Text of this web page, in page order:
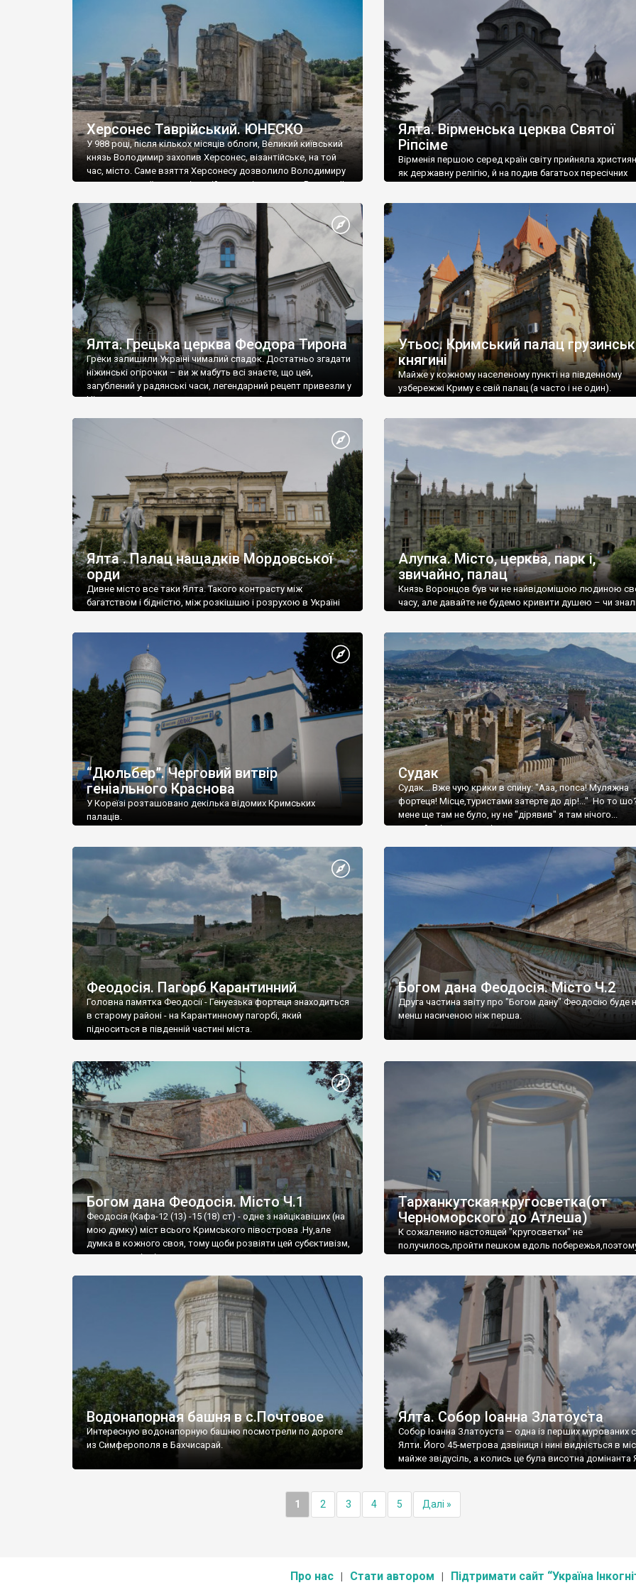
візантійської доби. Раритети викрадені з фондів об’єкту
культурної спадщини ЮНЕСКО «Херсонеса Таврійського».
Офіційно – на виставку «Золото Візантії», але експерти та
влада в Україні вважають це лише […]
називаються «повстяками» (postaki)…” “Вино. Крим
виробляє відмінне вино і його вдосталь: воно все
легке біле і дуже […]
Херсонес Таврійський. ЮНЕСКО
У 988 році, після кількох місяців облоги, Великий київський
князь Володимир захопив Херсонес, візантійське, на той
час, місто. Саме взяття Херсонесу дозволило Володимиру
диктувати свої умови візантійському імператору Василю ІІ,
Херсонесі Володимир-язичник, став Василем-
християнином. А потім було Хрещення Русі. На честь
Херсонесу Таврійського названо місто […]
Ялта. Вірменська церква Святої
Ріпсіме
Вірменія першою серед країн світу прийняла
як державну релігію, й на подив багатьох пересічних
Ялта. Грецька церква Феодора Тирона
Греки залишили Україні чималий спадок. Достатньо згадати
ніжинські огірочки – ви ж мабуть всі знаєте, що цей,
загублений у радянські часи, легендарний рецепт привезли у
Ніжин греки?
Утьос. Кримський палац
княгині
Майже у кожному населеному пункті на південному
узбережжі Криму є свій палац (а часто і не один).
Ялта . Палац нащадків Мордовської
орди
Дивне місто все таки Ялта. Такого контрасту між
багатством і бідністю, між розкішшю і розрухою в Україні
Алупка. Місто, церква, парк і,
звичайно, палац
Князь Воронцов був чи не найвідомішою людиною
часу, але давайте не будемо кривити душею – чи
“Дюльбер”. Черговий витвір
геніального Краснова
У Кореїзі розташовано декілька відомих Кримських
палаців.
Судак
Судак... Вже чую крики в спину: "Ааа, попса! Муляжна
фортеця! Місце,туристами затерте до дір!..." Но то
мене ще там не було, ну не "дірявив" я там нічого...
принаймні до цього літа.
Феодосія. Пагорб Карантинний
Головна памятка Феодосії - Генуезька фортеця знаходиться
в старому районі - на Карантинному пагорбі, який
підноситься в південній частині міста.
Богом дана Феодосія. Місто Ч.2
Друга частина звіту про "Богом дану" Феодосію буде
менш насиченою ніж перша.
Богом дана Феодосія. Місто Ч.1
Феодосія (Кафа-12 (13) -15 (18) ст) - одне з найцікавіших (на
мою думку) міст всього Кримського півострова .Ну,але
думка в кожного своя, тому щоби розвіяти цей субєктивізм,
запрошую відвідати це
Тарханкутская кругосветка(от
Черноморского до Атлеша)
К сожалению настоящей "кругосветки" не
получилось,пройти пешком вдоль
Водонапорная башня в с.Почтовое
Интересную водонапорную башню посмотрели по дороге
из Симферополя в Бахчисарай.
Ялта. Собор Іоанна Златоуста
Собор Іоанна Златоуста – одна із перших мурованих
Ялти. Його 45-метрова дзвіниця і нині видніється в
майже звідусіль, а колись це була висотна домінанта
1 2 3 4 5 Далі »
Про нас Стати автором Підтримати сайт “Україна